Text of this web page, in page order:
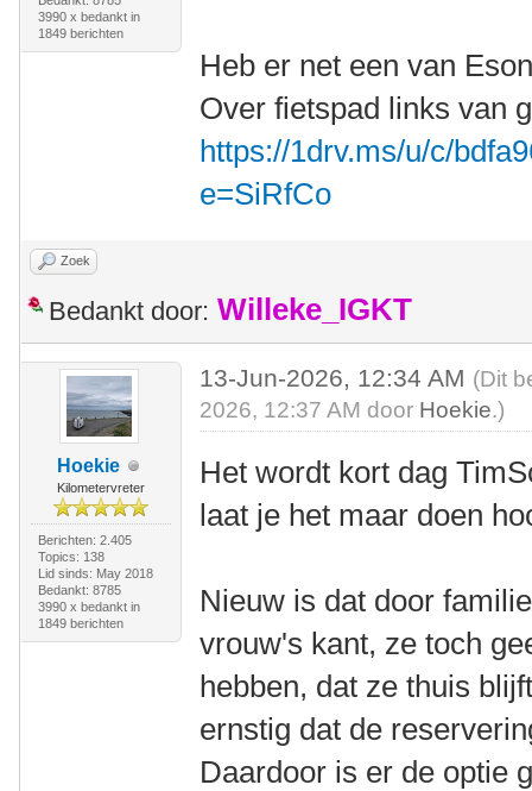
3990 x bedankt in
1849 berichten
Heb er net een van
Over fietspad links van
https://1drv.ms/u/c/
e=SiRfCo
Zoek
Bedankt door: Willeke_IGKT
Hoekie
Kilometervreter
Berichten: 2.405
Topics: 138
Lid sinds: May 2018
Bedankt: 8785
3990 x bedankt in
1849 berichten
13-Jun-2026, 12:34 AM (Dit
2026, 12:37 AM door Hoekie.)
Het wordt kort dag
laat je het maar doen
Nieuw is dat door
vrouw's kant, ze toch
hebben, dat ze thuis
ernstig dat de
Daardoor is er de optie